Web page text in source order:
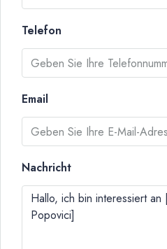
Telefon
Email
Nachricht